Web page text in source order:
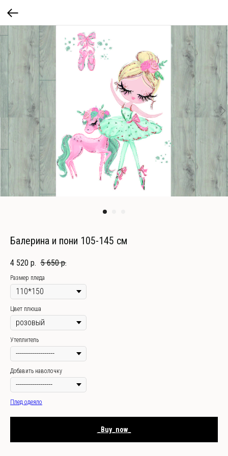
Балерина и пони 105-145 см
4 520 р. 5 650 р.
Размер пледа
Цвет плюша
Утеплитель
Добавить наволочку
Плед одеяло
_Buy_now_